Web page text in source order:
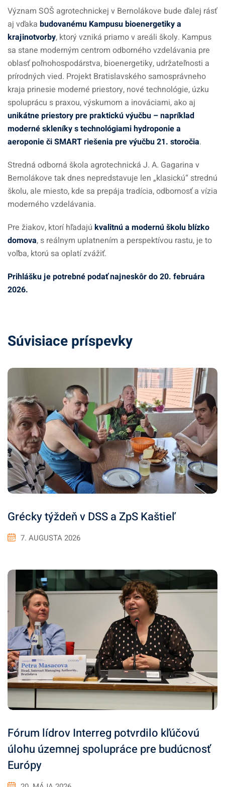
Význam SOŠ agrotechnickej v Bernolákove bude ďalej rásť
aj vďaka budovanému Kampusu bioenergetiky a
krajinotvorby, ktorý vzniká priamo v areáli školy. Kampus
sa stane moderným centrom odborného vzdelávania pre
oblasť poľnohospodárstva, bioenergetiky, udržateľnosti a
prírodných vied. Projekt Bratislavského samosprávneho
kraja prinesie moderné priestory, nové technológie, úzku
spoluprácu s praxou, výskumom a inováciami, ako aj
unikátne priestory pre praktickú výučbu – napríklad
moderné skleníky s technológiami hydroponie a
aeroponie či SMART riešenia pre výučbu 21. storočia.
Stredná odborná škola agrotechnická J. A. Gagarina v
Bernolákove tak dnes nepredstavuje len „klasickú“ strednú
školu, ale miesto, kde sa prepája tradícia, odbornosť a vízia
moderného vzdelávania.
Pre žiakov, ktorí hľadajú kvalitnú a modernú školu blízko
domova, s reálnym uplatnením a perspektívou rastu, je to
voľba, ktorú sa oplatí zvážiť.
Prihlášku je potrebné podať najneskôr do 20. februára
2026.
Súvisiace príspevky
Grécky týždeň v DSS a ZpS Kaštieľ
7. AUGUSTA 2026
Fórum lídrov Interreg potvrdilo kľúčovú
úlohu územnej spolupráce pre budúcnosť
Európy